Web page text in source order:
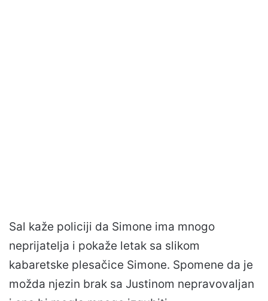
Sal kaže policiji da Simone ima mnogo
neprijatelja i pokaže letak sa slikom
kabaretske plesačice Simone. Spomene da je
možda njezin brak sa Justinom nepravovaljan